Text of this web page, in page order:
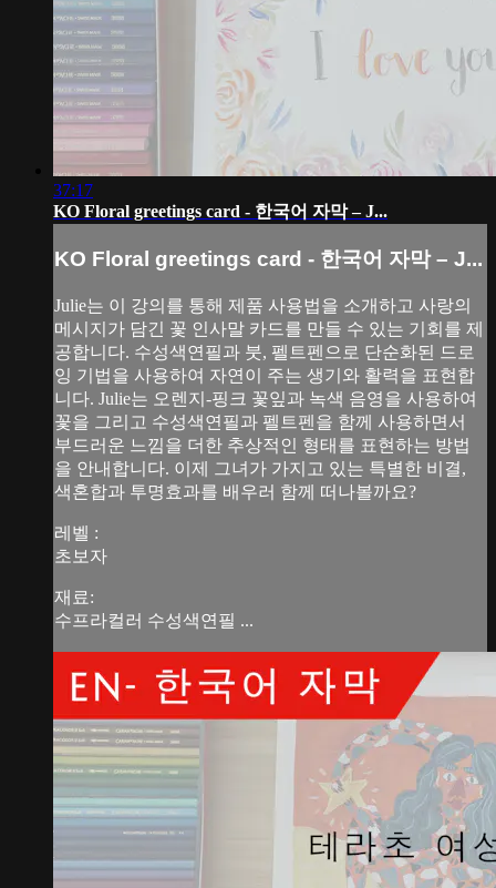
37:17
KO Floral greetings card - 한국어 자막 – J...
KO Floral greetings card - 한국어 자막 – J...
Julie는 이 강의를 통해 제품 사용법을 소개하고 사랑의
메시지가 담긴 꽃 인사말 카드를 만들 수 있는 기회를 제
공합니다. 수성색연필과 붓, 펠트펜으로 단순화된 드로
잉 기법을 사용하여 자연이 주는 생기와 활력을 표현합
니다. Julie는 오렌지-핑크 꽃잎과 녹색 음영을 사용하여
꽃을 그리고 수성색연필과 펠트펜을 함께 사용하면서
부드러운 느낌을 더한 추상적인 형태를 표현하는 방법
을 안내합니다. 이제 그녀가 가지고 있는 특별한 비결,
색혼합과 투명효과를 배우러 함께 떠나볼까요?
레벨 :
초보자
재료:
수프라컬러 수성색연필 ...